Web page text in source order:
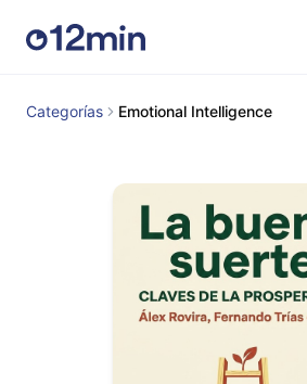
Categorías Emotional Intelligence